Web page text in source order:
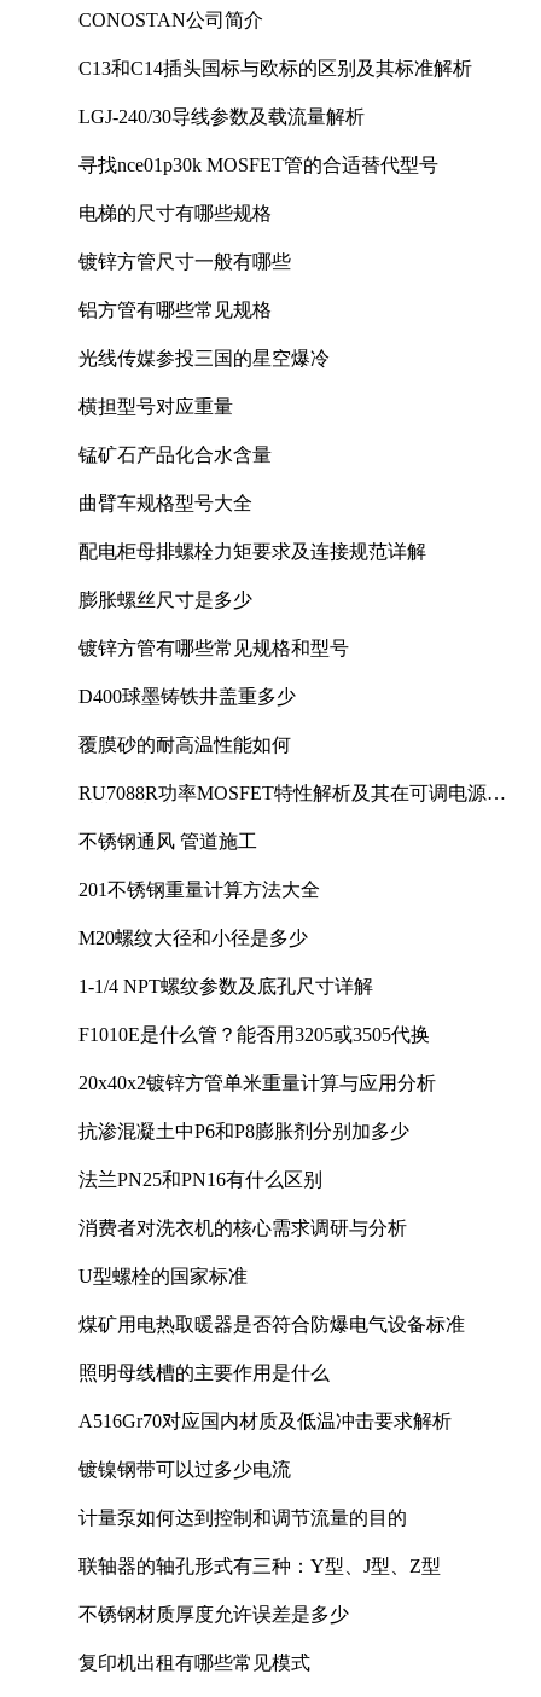
CONOSTAN公司简介
C13和C14插头国标与欧标的区别及其标准解析
LGJ-240/30导线参数及载流量解析
寻找nce01p30k MOSFET管的合适替代型号
电梯的尺寸有哪些规格
镀锌方管尺寸一般有哪些
铝方管有哪些常见规格
光线传媒参投三国的星空爆冷
横担型号对应重量
锰矿石产品化合水含量
曲臂车规格型号大全
配电柜母排螺栓力矩要求及连接规范详解
膨胀螺丝尺寸是多少
镀锌方管有哪些常见规格和型号
D400球墨铸铁井盖重多少
覆膜砂的耐高温性能如何
RU7088R功率MOSFET特性解析及其在可调电源设
不锈钢通风 管道施工
201不锈钢重量计算方法大全
M20螺纹大径和小径是多少
1-1/4 NPT螺纹参数及底孔尺寸详解
F1010E是什么管？能否用3205或3505代换
20x40x2镀锌方管单米重量计算与应用分析
抗渗混凝土中P6和P8膨胀剂分别加多少
法兰PN25和PN16有什么区别
消费者对洗衣机的核心需求调研与分析
U型螺栓的国家标准
煤矿用电热取暖器是否符合防爆电气设备标准
照明母线槽的主要作用是什么
A516Gr70对应国内材质及低温冲击要求解析
镀镍钢带可以过多少电流
计量泵如何达到控制和调节流量的目的
联轴器的轴孔形式有三种：Y型、J型、Z型
不锈钢材质厚度允许误差是多少
复印机出租有哪些常见模式